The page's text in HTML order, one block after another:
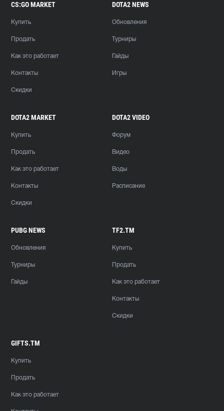
CS:GO MARKET
Купить
Продать
Как это работает
Контакты
Скидки
DOTA2 NEWS
Обновления
Турниры
Гайды
Игры
DOTA2 MARKET
Купить
Продать
Как это работает
Контакты
Скидки
DOTA2 VIDEO
Форум
Видео
Воды
Расписание
PUBG NEWS
Обновления
Турниры
Гайды
TF2.TM
Купить
Продать
Как это работает
Контакты
Скидки
GIFTS.TM
Купить
Продать
Как это работает